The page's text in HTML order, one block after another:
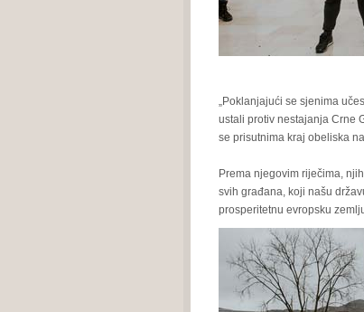
„Poklanjajući se sjenima
ustali protiv nestajanja Crne
se prisutnima kraj obeliska
Prema njegovim riječima,
svih građana, koji našu
prosperitetnu evropsku